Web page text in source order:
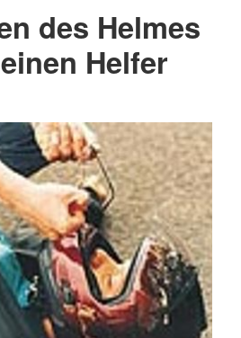
des Helmes
Helfer